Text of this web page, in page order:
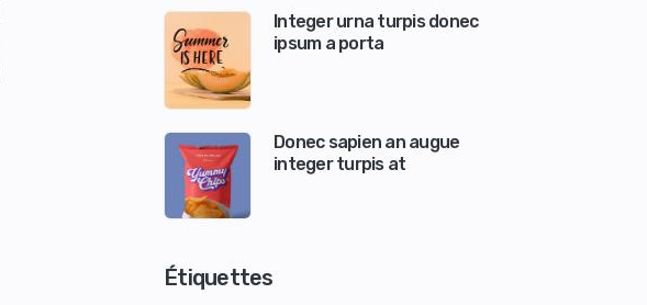
Integer urna turpis donec
ipsum a porta
Donec sapien an augue
integer turpis at
Étiquettes